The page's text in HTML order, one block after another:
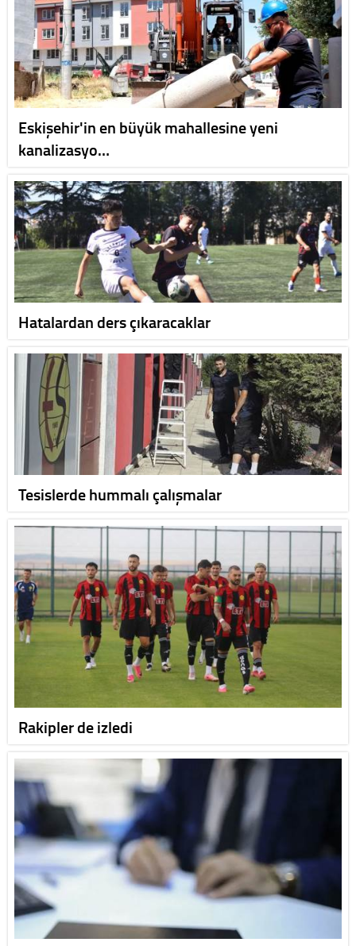
Eskişehir'in en büyük mahallesine yeni
kanalizasyo…
Hatalardan ders çıkaracaklar
Tesislerde hummalı çalışmalar
Rakipler de izledi